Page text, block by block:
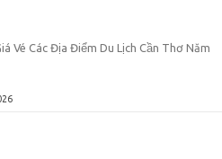
Vé Các Địa Điểm Du Lịch Cần Thơ Năm